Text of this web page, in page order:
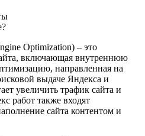
Optimization) – это
включающая внутреннюю
направленная на
выдаче Яндекса и
увеличить трафик сайта и
работ также входят
сайта контентом и